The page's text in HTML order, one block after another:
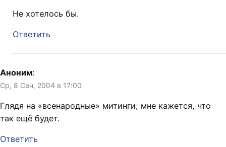
Не хотелось бы.
Ответить
Аноним:
Ср, 8 Сен, 2004 в 17:00
Глядя на «всенародные» митинги, мне кажется, что
так ещё будет.
Ответить